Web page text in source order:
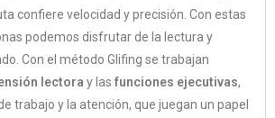
confiere velocidad y precisión. Con estas
podemos disfrutar de la lectura y
Con el método Glifing se trabajan
lectora y las funciones ejecutivas,
trabajo y la atención, que juegan un papel